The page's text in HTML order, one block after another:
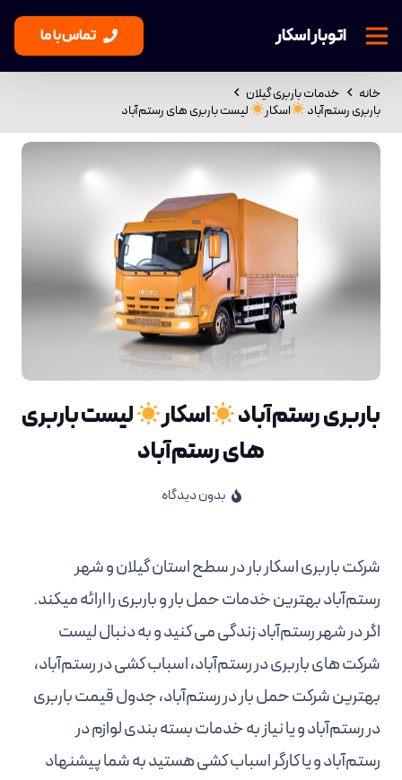
اتوبار اسکار تماس با ما
خانه
خدمات باربری گیلان
باربری رستم‌آباد
اسکار لیست باربری های رستم‌آباد
باربری رستم‌آباد اسکار
لیست باربری
های رستم‌آباد
بدون دیدگاه
شرکت باربری اسکار بار در سطح استان گیلان و شهر
رستم‌آباد بهترین خدمات حمل بار و باربری را ارائه میکند.
اگر در شهر رستم‌آباد زندگی می کنید و به دنبال لیست
شرکت های باربری در رستم‌آباد، اسباب کشی در رستم‌آباد،
بهترین شرکت حمل بار در رستم‌آباد، جدول قیمت باربری
در رستم‌آباد و یا نیاز به خدمات بسته بندی لوازم در
رستم‌آباد و یا کارگر اسباب کشی هستید به شما پیشنهاد